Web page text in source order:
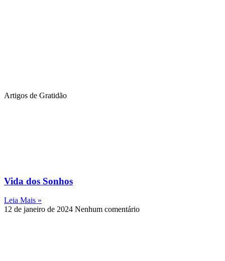
Artigos de Gratidão
Vida dos Sonhos
Leia Mais »
12 de janeiro de 2024 Nenhum comentário